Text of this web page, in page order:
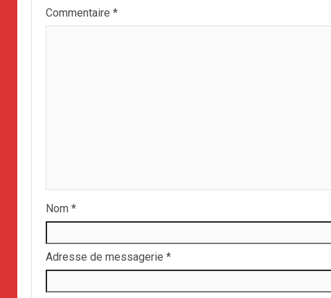
Commentaire *
Nom *
Adresse de messagerie *